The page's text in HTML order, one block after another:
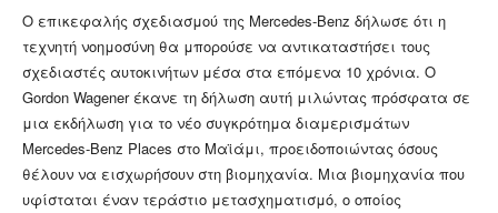
Ο επικεφαλής σχεδιασμού της Mercedes-Benz δήλωσε ότι η
τεχνητή νοημοσύνη θα μπορούσε να αντικαταστήσει τους
σχεδιαστές αυτοκινήτων μέσα στα επόμενα 10 χρόνια. Ο
Gordon Wagener έκανε τη δήλωση αυτή μιλώντας πρόσφατα σε
μια εκδήλωση για το νέο συγκρότημα διαμερισμάτων
Mercedes-Benz Places στο Μαϊάμι, προειδοποιώντας όσους
θέλουν να εισχωρήσουν στη βιομηχανία. Μια βιομηχανία που
υφίσταται έναν τεράστιο μετασχηματισμό, ο οποίος